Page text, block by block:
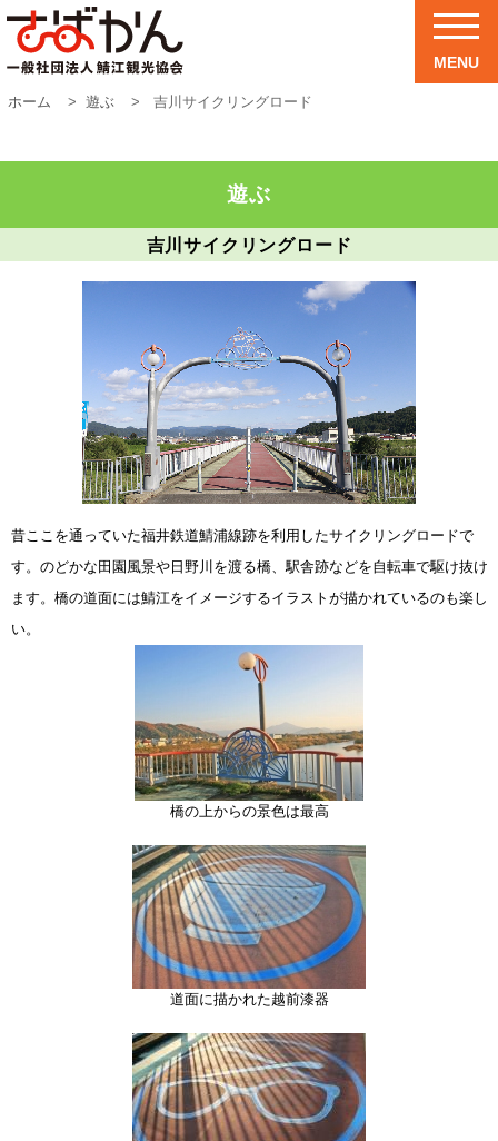
MENU
ホーム 遊ぶ 吉川サイクリングロード
遊ぶ
吉川サイクリングロード
昔ここを通っていた福井鉄道鯖浦線跡を利用したサイクリングロードで
す。のどかな田園風景や日野川を渡る橋、駅舎跡などを自転車で駆け抜け
ます。橋の道面には鯖江をイメージするイラストが描かれているのも楽し
い。
橋の上からの景色は最高
道面に描かれた越前漆器